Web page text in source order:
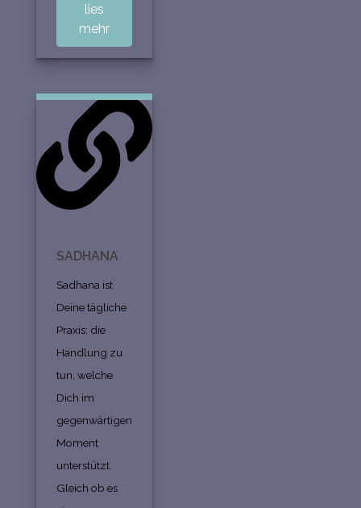
lies
mehr
SADHANA
Sadhana ist
Deine tägliche
Praxis: die
Handlung zu
tun, welche
Dich im
gegenwärtigen
Moment
unterstützt.
Gleich ob es